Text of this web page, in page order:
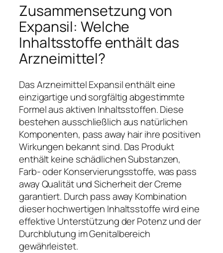
Zusammensetzung von
Expansil: Welche
Inhaltsstoffe enthält das
Arzneimittel?
Das Arzneimittel Expansil enthält eine
einzigartige und sorgfältig abgestimmte
Formel aus aktiven Inhaltsstoffen. Diese
bestehen ausschließlich aus natürlichen
Komponenten, pass away hair ihre positiven
Wirkungen bekannt sind. Das Produkt
enthält keine schädlichen Substanzen,
Farb- oder Konservierungsstoffe, was pass
away Qualität und Sicherheit der Creme
garantiert. Durch pass away Kombination
dieser hochwertigen Inhaltsstoffe wird eine
effektive Unterstützung der Potenz und der
Durchblutung im Genitalbereich
gewährleistet.